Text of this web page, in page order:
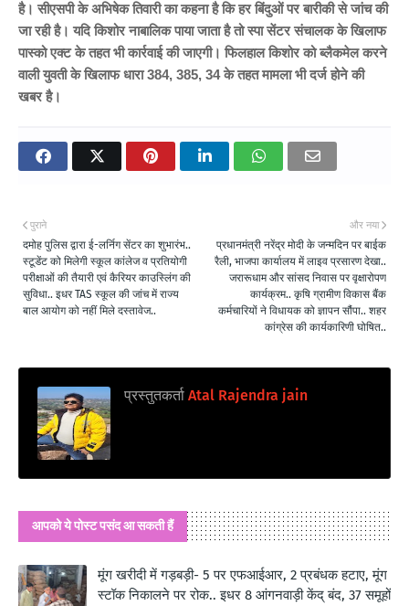
है। सीएसपी के अभिषेक तिवारी का कहना है कि हर बिंदुओं पर बारीकी से जांच की
जा रही है। यदि किशोर नाबालिक पाया जाता है तो स्पा सेंटर संचालक के खिलाफ
पास्को एक्ट के तहत भी कार्रवाई की जाएगी। फिलहालकिशोर को ब्लैकमेल करने
वाली युवती के खिलाफ धारा 384, 385, 34 के तहत मामला भी दर्ज होने की
खबर है।
और नया
प्रधानमंत्री नरेंद्र मोदी के जन्मदिन पर बाईक
रैली, भाजपा कार्यालय में लाइव प्रसारण देखा..
जरारूधाम और सांसद निवास पर वृक्षारोपण
कार्यक्रम.. कृषि ग्रामीण विकास बैंक
कर्मचारियों ने विधायक को ज्ञापन सौंपा.. शहर
कांग्रेस की कार्यकारिणी घोषित..
पुराने
दमोह पुलिस द्वारा ई-लर्निग सेंटर का शुभारंभ..
स्टूडेंट को मिलेगी स्कूल कांलेज व प्रतियोगी
परीक्षाओं की तैयारी एवं कैरियर काउस्लिंग की
सुविधा.. इधर TAS स्कूल की जांच में राज्य
बाल आयोग को नहीं मिले दस्तावेज..
प्रस्तुतकर्ता Atal Rajendra jain
आपको ये पोस्ट पसंद आ सकती हैं
मूंग खरीदी में गड़बड़ी- 5 पर एफआईआर, 2 प्रबंधक हटाए, मूंग
स्टॉक निकालने पर रोक.. इधर 8 आंगनवाड़ी केंद् बंद, 37 समूहों